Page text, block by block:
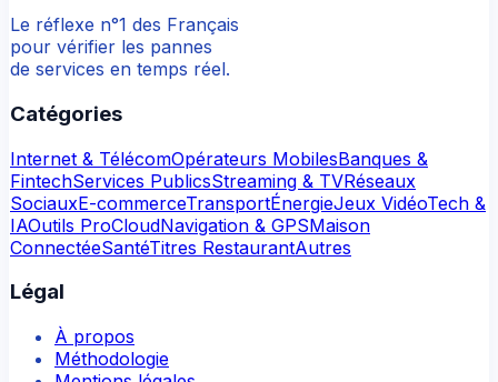
Le réflexe n°1 des Français
pour vérifier les pannes
de services en temps réel.
Catégories
Internet & TélécomOpérateurs MobilesBanques &
FintechServices PublicsStreaming & TVRéseaux
SociauxE-commerceTransportÉnergieJeux VidéoTech &
IAOutils ProCloudNavigation & GPSMaison
ConnectéeSantéTitres RestaurantAutres
Légal
À propos
Méthodologie